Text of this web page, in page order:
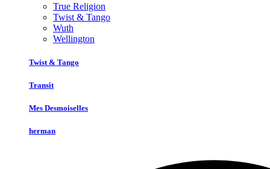
True Religion
Twist & Tango
Wuth
Wellington
Twist & Tango
Transit
Mes Desmoiselles
herman